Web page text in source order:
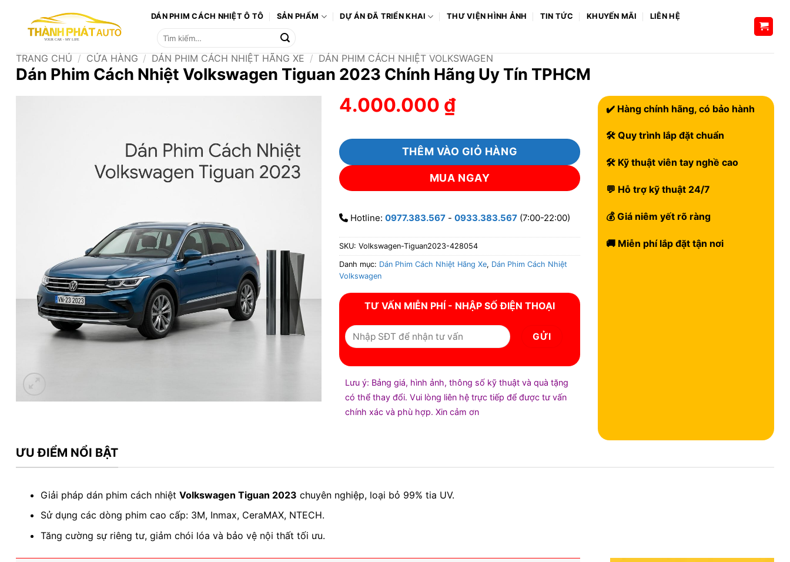
dung
DÁN PHIM CÁCH NHIỆT Ô TÔ SẢN PHẨM DỰ ÁN ĐÃ TRIỂN KHAI THƯ VIỆN HÌNH ẢNH TIN TỨC KHUYẾN MÃI
LIÊN HỆ
Tìm
TRANG CHỦ / CỬA HÀNG / DÁN PHIM CÁCH NHIỆT HÃNG XE / DÁN PHIM CÁCH NHIỆT VOLKSWAGEN
Dán Phim Cách Nhiệt Volkswagen Tiguan 2023 Chính Hãng Uy Tín TPHCM
4.000.000 ₫
THÊM VÀO GIỎ HÀNG
MUA NGAY
Hotline: 0977.383.567 - 0933.383.567 (7:00-22:00)
SKU: Volkswagen-Tiguan2023-428054
Danh mục: Dán Phim Cách Nhiệt Hãng Xe, Dán Phim Cách Nhiệt
Volkswagen
TƯ VẤN MIỄN PHÍ - NHẬP SỐ ĐIỆN THOẠI
Lưu ý: Bảng giá, hình ảnh, thông số kỹ thuật và quà tặng
có thể thay đổi. Vui lòng liên hệ trực tiếp để được tư vấn
chính xác và phù hợp. Xin cảm ơn
✔️ Hàng chính hãng, có bảo hành
🛠 Quy trình lắp đặt chuẩn
🛠 Kỹ thuật viên tay nghề cao
💬 Hỗ trợ kỹ thuật 24/7
💰 Giá niêm yết rõ ràng
🚚 Miễn phí lắp đặt tận nơi
ƯU ĐIỂM NỔI BẬT
Giải pháp dán phim cách nhiệt Volkswagen Tiguan 2023 chuyên nghiệp, loại bỏ 99% tia UV.
Sử dụng các dòng phim cao cấp: 3M, Inmax, CeraMAX, NTECH.
Tăng cường sự riêng tư, giảm chói lóa và bảo vệ nội thất tối ưu.